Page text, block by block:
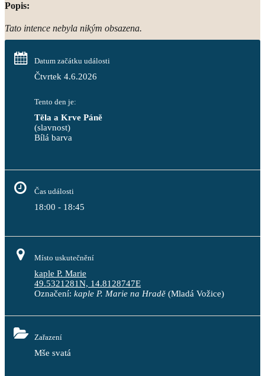
Popis:
Tato intence nebyla nikým obsazena.
Datum začátku události
Čtvrtek 4.6.2026
Tento den je:
Těla a Krve Páně
(slavnost)
Bílá barva
Čas události
18:00 - 18:45
Místo uskutečnění
kaple P. Marie
49.5321281N, 14.8128747E
Označení: kaple P. Marie na Hradě (Mladá Vožice)
Zařazení
Mše svatá